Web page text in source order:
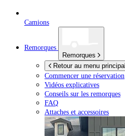
Camions
Remorques
Remorques
Retour au menu principal
Commencer une réservation
Vidéos explicatives
Conseils sur les remorques
FAQ
Attaches et accessoires